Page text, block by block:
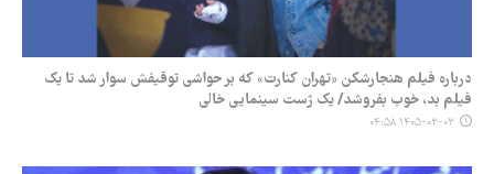
درباره فیلم هنجارشکن «تهران کنارت» که بر حواشی توقیفش سوار شد تا یک
فیلم بد، خوب بفروشد/ یک ژست سینمایی خالی
۱۴۰۵-۰۳-۰۳ ۰۴:۵۸